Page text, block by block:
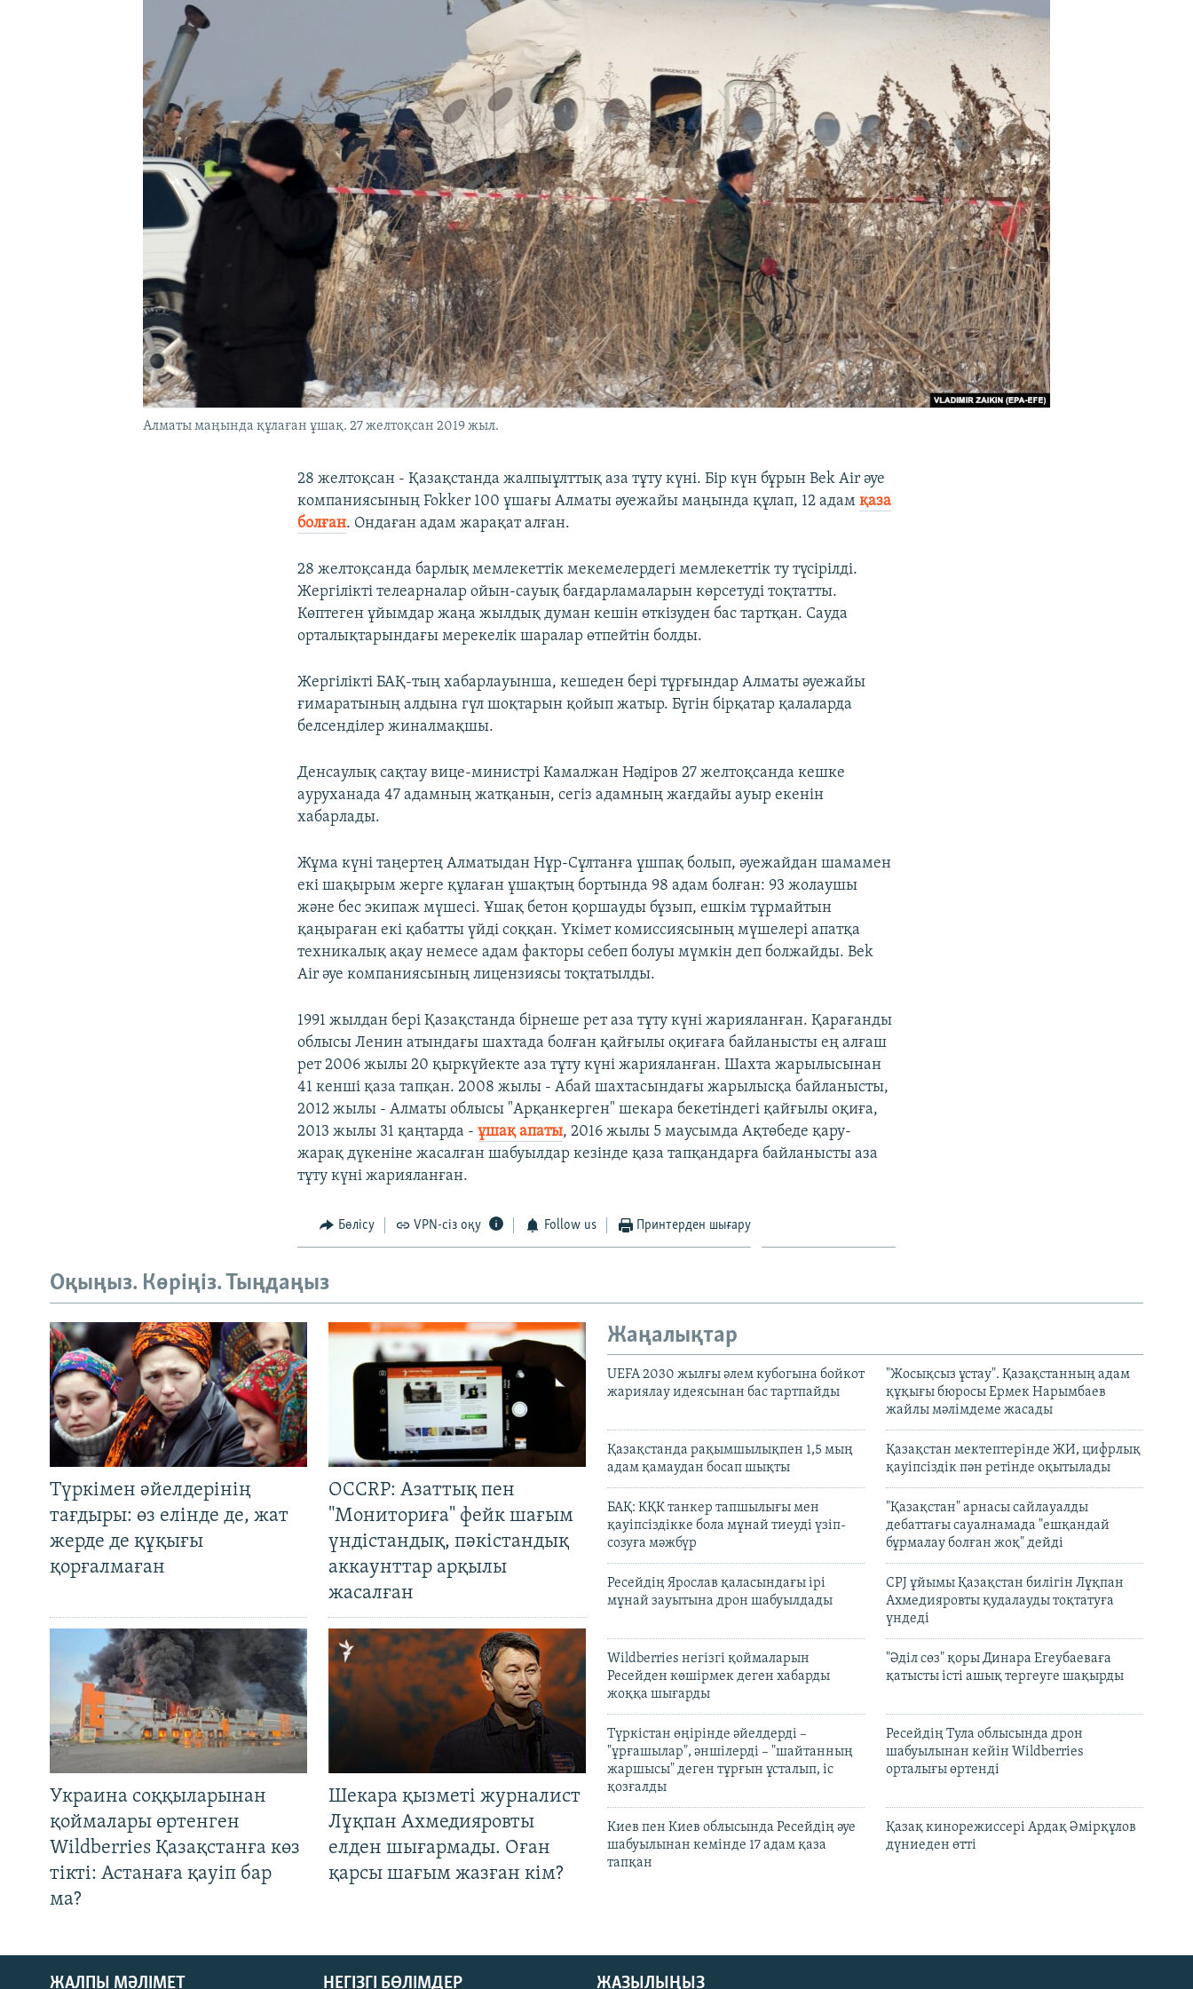
Алматы маңында құлаған ұшақ. 27 желтоқсан 2019 жыл.
28 желтоқсан - Қазақстанда жалпыұлттық аза тұту күні. Бір күн бұрын Bek Air әуе
компаниясының Fokker 100 ұшағы Алматы әуежайы маңында құлап, 12 адамқаза
болған. Ондаған адам жарақат алған.
28 желтоқсанда барлық мемлекеттік мекемелердегі мемлекеттік ту түсірілді.
Жергілікті телеарналар ойын-сауық бағдарламаларын көрсетуді тоқтатты.
Көптеген ұйымдар жаңа жылдық думан кешін өткізуден бас тартқан. Сауда
орталықтарындағы мерекелік шаралар өтпейтін болды.
Жергілікті БАҚ-тың хабарлауынша, кешеден бері тұрғындар Алматы әуежайы
ғимаратының алдына гүл шоқтарын қойып жатыр. Бүгін бірқатар қалаларда
белсенділер жиналмақшы.
Денсаулық сақтау вице-министрі Камалжан Нәдіров 27 желтоқсанда кешке
ауруханада 47 адамның жатқанын, сегіз адамның жағдайы ауыр екенін
хабарлады.
Жұма күні таңертең Алматыдан Нұр-Сұлтанға ұшпақ болып, әуежайдан шамамен
екі шақырым жерге құлаған ұшақтың бортында 98 адам болған: 93 жолаушы
және бес экипаж мүшесі. Ұшақ бетон қоршауды бұзып, ешкім тұрмайтын
қаңыраған екі қабатты үйді соққан. Үкімет комиссиясының мүшелері апатқа
техникалық ақау немесе адам факторы себеп болуы мүмкін деп болжайды. Bek
Air әуе компаниясының лицензиясы тоқтатылды.
1991 жылдан бері Қазақстанда бірнеше рет аза тұту күні жарияланған. Қарағанды
облысы Ленин атындағы шахтада болған қайғылы оқиғаға байланысты ең алғаш
рет 2006 жылы 20 қыркүйекте аза тұту күні жарияланған. Шахта жарылысынан
41 кенші қаза тапқан. 2008 жылы - Абай шахтасындағы жарылысқа байланысты,
2012 жылы - Алматы облысы "Арқанкерген" шекара бекетіндегі қайғылы оқиға,
2013 жылы 31 қаңтарда -ұшақ апаты, 2016 жылы 5 маусымда Ақтөбеде қару-
жарақ дүкеніне жасалған шабуылдар кезінде қаза тапқандарға байланысты аза
тұту күні жарияланған.
Бөлісу VPN-сіз оқу Follow us Принтерден шығару
Оқыңыз. Көріңіз. Тыңдаңыз
Түркімен әйелдерінің
тағдыры: өз елінде де, жат
жерде де құқығы
қорғалмаған
OCCRP: Азаттық пен
"Мониториға" фейк шағым
үндістандық, пәкістандық
аккаунттар арқылы
жасалған
Украина соққыларынан
қоймалары өртенген
Wildberries Қазақстанға көз
тікті: Астанаға қауіп бар
ма?
Шекара қызметі журналист
Лұқпан Ахмедияровты
елден шығармады. Оған
қарсы шағым жазған кім?
Жаңалықтар
UEFA 2030 жылғы әлем кубогына бойкот
жариялау идеясынан бас тартпайды
"Жосықсыз ұстау". Қазақстанның адам
құқығы бюросы Ермек Нарымбаев
жайлы мәлімдеме жасады
Қазақстанда рақымшылықпен 1,5 мың
адам қамаудан босап шықты
Қазақстан мектептерінде ЖИ, цифрлық
қауіпсіздік пән ретінде оқытылады
БАҚ: КҚК танкер тапшылығы мен
қауіпсіздікке бола мұнай тиеуді үзіп-
созуға мәжбүр
"Қазақстан" арнасы сайлауалды
дебаттағы сауалнамада "ешқандай
бұрмалау болған жоқ" дейді
Ресейдің Ярослав қаласындағы ірі
мұнай зауытына дрон шабуылдады
CPJ ұйымы Қазақстан билігін Лұқпан
Ахмедияровты қудалауды тоқтатуға
үндеді
Wildberries негізгі қоймаларын
Ресейден көшірмек деген хабарды
жоққа шығарды
"Әділ сөз" қоры Динара Егеубаеваға
қатысты істі ашық тергеуге шақырды
Түркістан өңірінде әйелдерді –
"ұрғашылар", әншілерді – "шайтанның
жаршысы" деген тұрғын ұсталып, іс
қозғалды
Ресейдің Тула облысында дрон
шабуылынан кейін Wildberries
орталығы өртенді
Киев пен Киев облысында Ресейдің әуе
шабуылынан кемінде 17 адам қаза
тапқан
Қазақ кинорежиссері Ардақ Әмірқұлов
дүниеден өтті
ЖАЗЫЛЫҢЫЗ
ЖАЛПЫ МӘЛІМЕТ НЕГІЗГІ БӨЛІМДЕР